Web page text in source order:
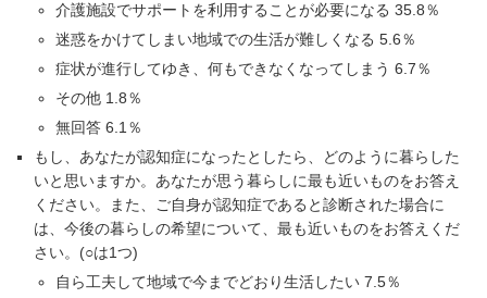
介護施設でサポートを利用することが必要になる 35.8％
迷惑をかけてしまい地域での生活が難しくなる 5.6％
症状が進行してゆき、何もできなくなってしまう 6.7％
その他 1.8％
無回答 6.1％
もし、あなたが認知症になったとしたら、どのように暮らした
いと思いますか。あなたが思う暮らしに最も近いものをお答え
ください。また、ご自身が認知症であると診断された場合に
は、今後の暮らしの希望について、最も近いものをお答えくだ
さい。(○は1つ)
自ら工夫して地域で今までどおり生活したい 7.5％